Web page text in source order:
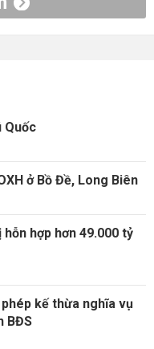
Quốc
ở Bồ Đề, Long Biên
hợp hơn 49.000 tỷ
kế thừa nghĩa vụ
BĐS